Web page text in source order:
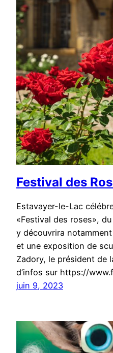
Festival des
Estavayer-le-Lac
«Festival des roses»,
y découvrira
et une exposition de
Zadory, le président de
d’infos sur https://
juin 9, 2023